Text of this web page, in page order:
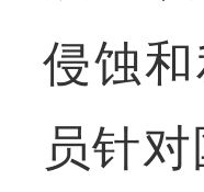
侵蚀
员针